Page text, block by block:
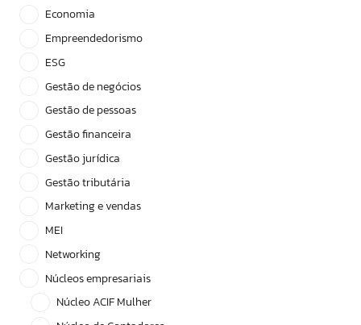
Economia
Empreendedorismo
ESG
Gestão de negócios
Gestão de pessoas
Gestão financeira
Gestão jurídica
Gestão tributária
Marketing e vendas
MEI
Networking
Núcleos empresariais
Núcleo ACIF Mulher